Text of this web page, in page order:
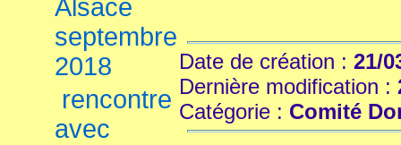
Alsace
septembre
2018
rencontre
avec
Date de création : 21/
Dernière modification :
Catégorie : Comité